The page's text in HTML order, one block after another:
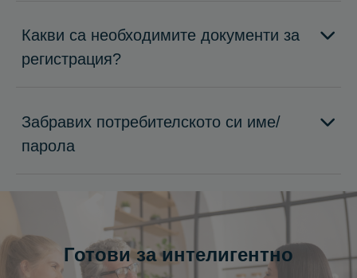
Какви са необходимите документи за
регистрация?
Забравих потребителското си име/
парола
Готови за интелигентно